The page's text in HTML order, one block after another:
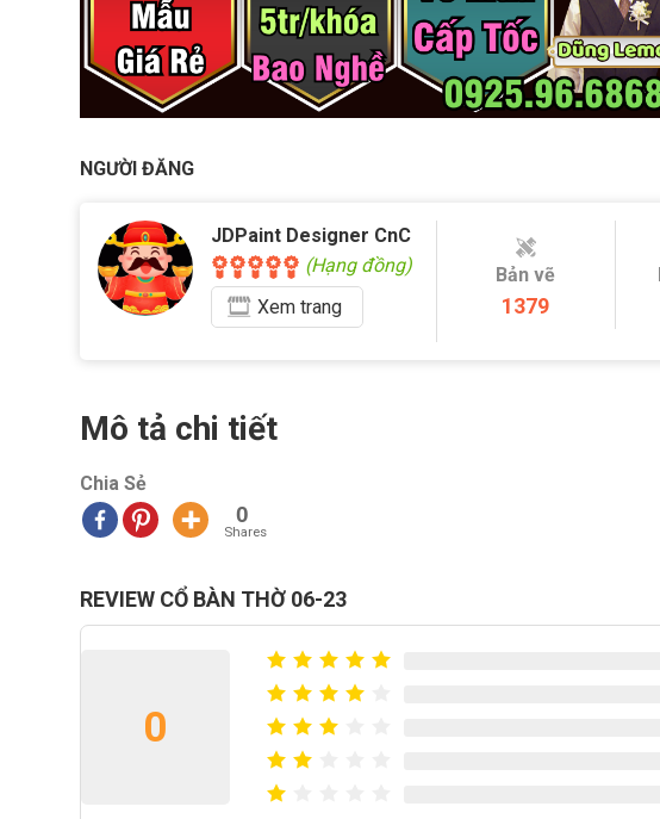
NGƯỜI ĐĂNG
JDPaint Designer CnC
(Hạng đồng)
Xem trang
Bản vẽ
1379
Mô tả chi tiết
Chia Sẻ
0
Shares
REVIEW CỔ BÀN THỜ 06-23
0